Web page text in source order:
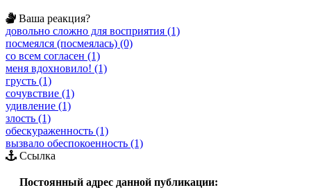
Ваша реакция?
довольно сложно для восприятия (1)
посмеялся (посмеялась) (0)
со всем согласен (1)
меня вдохновило! (1)
грусть (1)
сочувствие (1)
удивление (1)
злость (1)
обескураженность (1)
вызвало обеспокоенность (1)
Ссылка
Постоянный адрес данной публикации: